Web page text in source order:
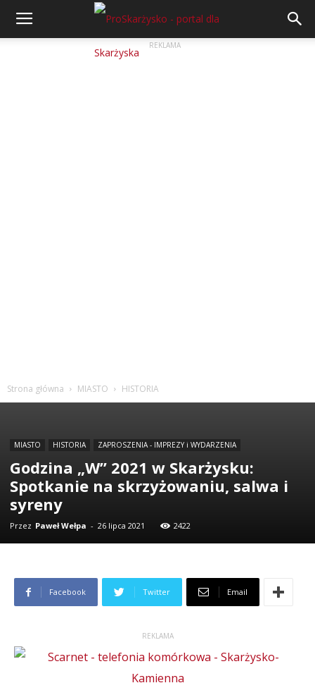
REKLAMA
Strona główna MIASTO HISTORIA
MIASTO HISTORIA ZAPROSZENIA - IMPREZY i WYDARZENIA
Godzina „W” 2021 w Skarżysku:
Spotkanie na skrzyżowaniu, salwa i
syreny
Przez Paweł Wełpa - 26 lipca 2021 2422
Facebook Twitter Email
REKLAMA